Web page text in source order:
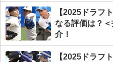
【2025ドラフ
なる評価は？
介！
【2025ドラフ